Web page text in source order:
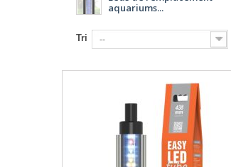
aquariums...
Tri --